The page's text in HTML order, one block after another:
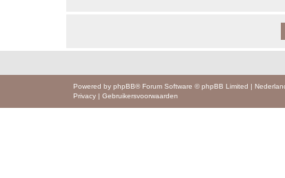
Powered by phpBB® Forum Software © phpBB Limited |
Privacy
Gebruikersvoorwaarden